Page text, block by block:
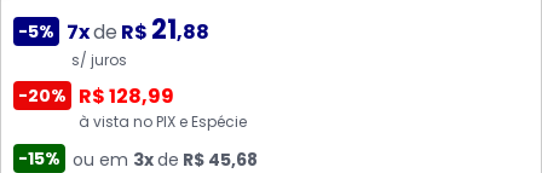
-5% 7xde R$ 21,88
s/ juros
-20% R$ 128,99
à vista no PIX e Espécie
-15% ou em 3xde R$ 45,68